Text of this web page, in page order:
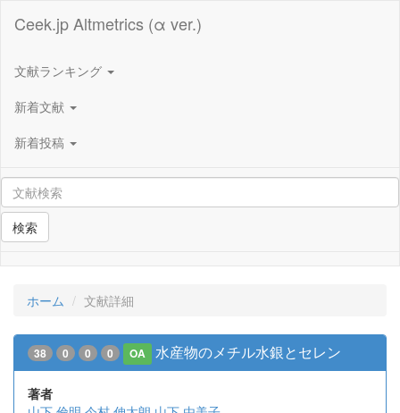
Ceek.jp Altmetrics (α ver.)
文献ランキング
新着文献
新着投稿
検索
ホーム 文献詳細
38 0 0 0 OA 水産物のメチル水銀とセレン
著者